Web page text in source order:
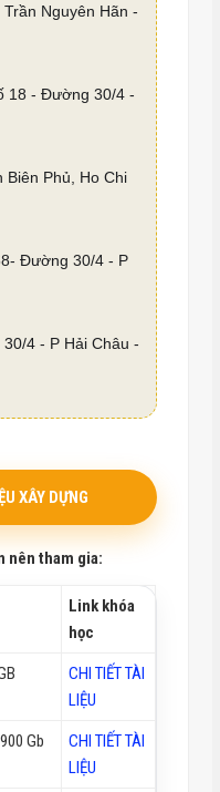
Trần Nguyên Hãn -
18 - Đường 30/4 -
Biên Phủ, Ho Chi
Đường 30/4 - P
4 - P Hải Châu -
XÂY DỰNG
nên tham gia:
Link khóa
học
CHI TIẾT TÀI
LIỆU
Gb
CHI TIẾT TÀI
LIỆU